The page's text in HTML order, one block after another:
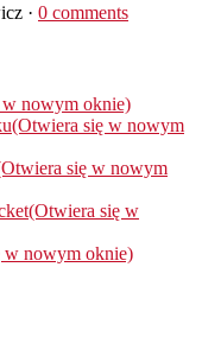
· 0 comments
w nowym oknie)
się w nowym
się w nowym
się w
w nowym oknie)